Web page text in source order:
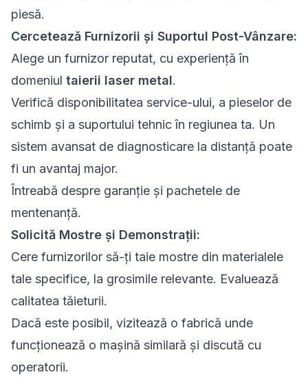
piesă.
Cercetează Furnizorii și Suportul Post-Vânzare:
Alege un furnizor reputat, cu experiență în
domeniul taierii laser metal.
Verifică disponibilitatea service-ului, a pieselor de
schimb și a suportului tehnic în regiunea ta. Un
sistem avansat de diagnosticare la distanță poate
fi un avantaj major.
Întreabă despre garanție și pachetele de
mentenanță.
Solicită Mostre și Demonstrații:
Cere furnizorilor să-ți taie mostre din materialele
tale specifice, la grosimile relevante. Evaluează
calitatea tăieturii.
Dacă este posibil, vizitează o fabrică unde
funcționează o mașină similară și discută cu
operatorii.